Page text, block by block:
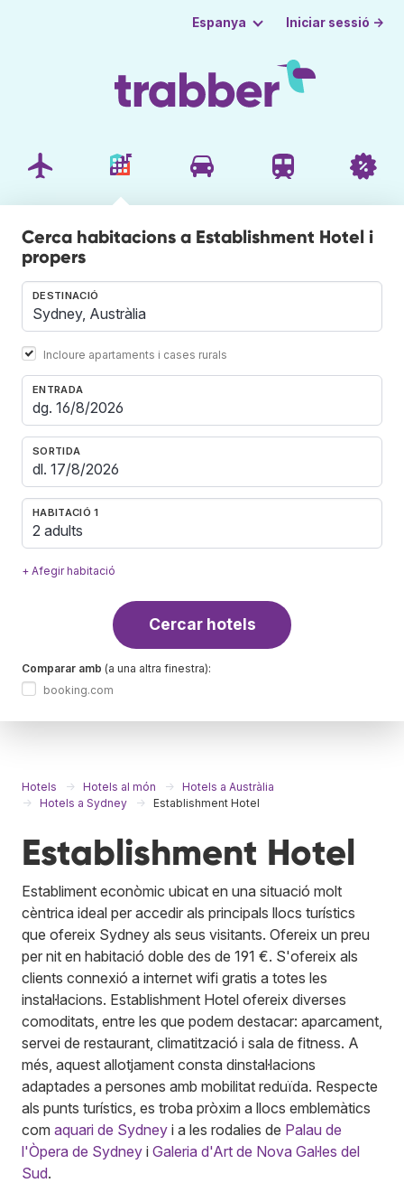
Espanya Iniciar sessió →
Cerca habitacions a Establishment Hotel i
propers
DESTINACIÓ
Incloure apartaments i cases rurals
ENTRADA
SORTIDA
HABITACIÓ 1
2 adults
+ Afegir habitació
Cercar hotels
Comparar amb (a una altra finestra):
booking.com
Hotels Hotels al món
Hotels a Austràlia
Hotels a Sydney
Establishment Hotel
Establishment Hotel
Establiment econòmic ubicat en una situació molt
cèntrica ideal per accedir als principals llocs turístics
que ofereix Sydney als seus visitants. Ofereix un preu
per nit en habitació doble des de 191 €. S'ofereix als
clients connexió a internet wifi gratis a totes les
instal·lacions. Establishment Hotel ofereix diverses
comoditats, entre les que podem destacar: aparcament,
servei de restaurant, climatització i sala de fitness. A
més, aquest allotjament consta dinstal·lacions
adaptades a persones amb mobilitat reduïda. Respecte
als punts turístics, es troba pròxim a llocs emblemàtics
com aquari de Sydney i a les rodalies de Palau de
l'Òpera de Sydney i Galeria d'Art de Nova Gal·les del
Sud.